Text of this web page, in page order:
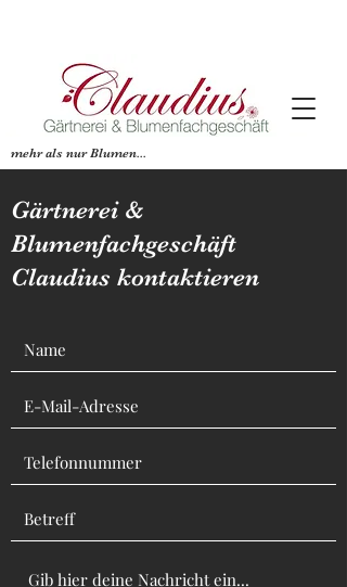
mehr als nur Blumen...
Gärtnerei &
Blumenfachgeschäft
Claudius kontaktieren